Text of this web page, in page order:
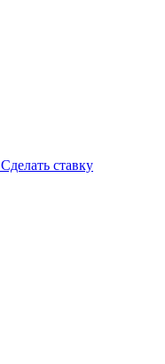
Сделать ставку